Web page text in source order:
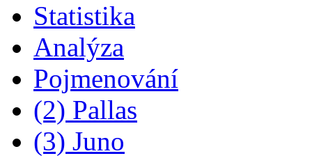
Statistika
Analýza
Pojmenování
(2) Pallas
(3) Juno